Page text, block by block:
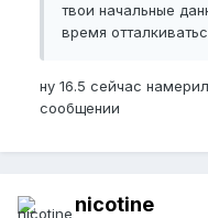
твои начальные
время
ну 16.5 сейчас намерил
сообщении
nicotine